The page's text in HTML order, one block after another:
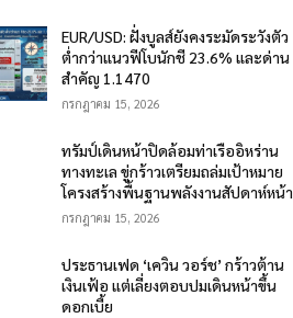
EUR/USD: ฝั่งบูลส์ยังคงระมัดระวังตัว
ต่ำกว่าแนวฟีโบนักชี 23.6% และด่าน
สำคัญ 1.1470
กรกฎาคม 15, 2026
ทรัมป์เดินหน้าปิดล้อมท่าเรืออิหร่าน
ทางทะเล ขู่กร้าวเตรียมถล่มเป้าหมาย
โครงสร้างพื้นฐานพลังงานสัปดาห์หน้า
กรกฎาคม 15, 2026
ประธานเฟด ‘เควิน วอร์ช’ กร้าวต้าน
เงินเฟ้อ แต่เลี่ยงตอบปมเดินหน้าขึ้น
ดอกเบี้ย